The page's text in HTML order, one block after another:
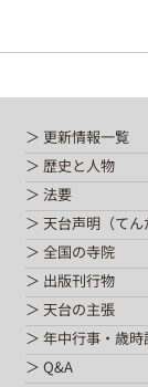
更新情報一覧
歴史と人物
法要
天台声明（てん
全国の寺院
出版刊行物
天台の主張
年中行事・歳時
Q&A